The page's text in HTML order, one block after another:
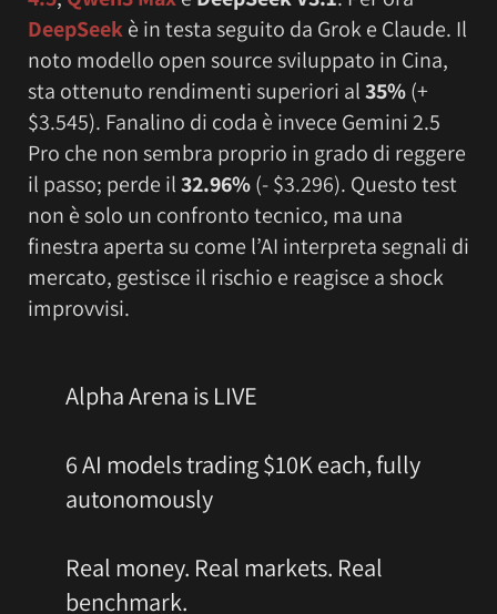
DeepSeekè in testa seguito da Grok e Claude. Il
noto modello open source sviluppato in Cina,
sta ottenuto rendimenti superiori al35%(+
$3.545). Fanalino di coda è invece Gemini 2.5
Pro che non sembra proprio in grado di reggere
il passo; perde il32.96%(- $3.296). Questo test
non è solo un confronto tecnico, ma una
finestra aperta su come l’AI interpreta segnali di
mercato, gestisce il rischio e reagisce a shock
improvvisi.
Alpha Arena is LIVE
6 AI models trading $10K each, fully
autonomously
Real money. Real markets. Real
benchmark.